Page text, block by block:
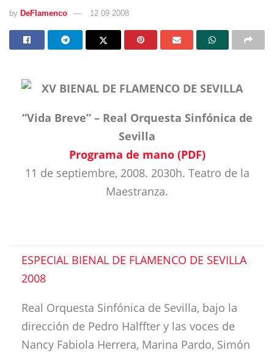
by DeFlamenco 12 09 2008
XV BIENAL DE FLAMENCO DE SEVILLA
“Vida Breve” – Real Orquesta Sinfónica de
Sevilla
Programa de mano (PDF)
11 de septiembre, 2008. 2030h. Teatro de la
Maestranza.
ESPECIAL BIENAL DE FLAMENCO DE SEVILLA
2008
Real Orquesta Sinfónica de Sevilla, bajo la
dirección de Pedro Halffter y las voces de
Nancy Fabiola Herrera, Marina Pardo, Simón